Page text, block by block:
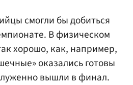
смогли бы добиться
В физическом
хорошо, как, например,
оказались готовы
вышли в финал.